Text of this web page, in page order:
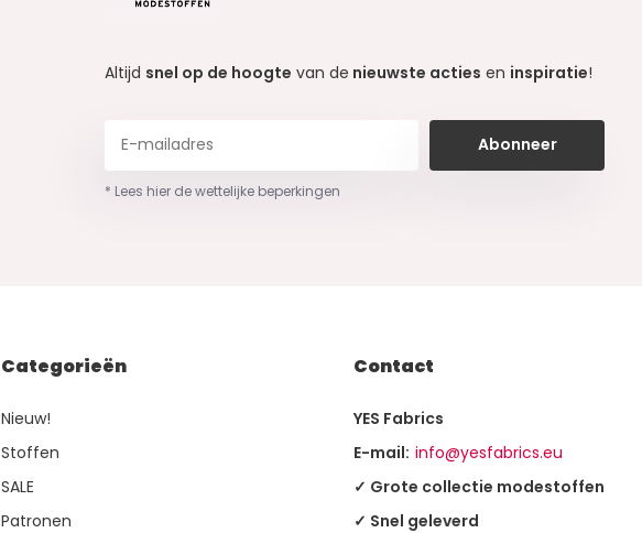
Altijd snel op de hoogte van de nieuwste acties en inspiratie!
Abonneer
* Lees hier de wettelijke beperkingen
Categorieën
Nieuw!
Stoffen
SALE
Patronen
Contact
YES Fabrics
E-mail: info@yesfabrics.eu
✓ Grote collectie modestoffen
✓ Snel geleverd